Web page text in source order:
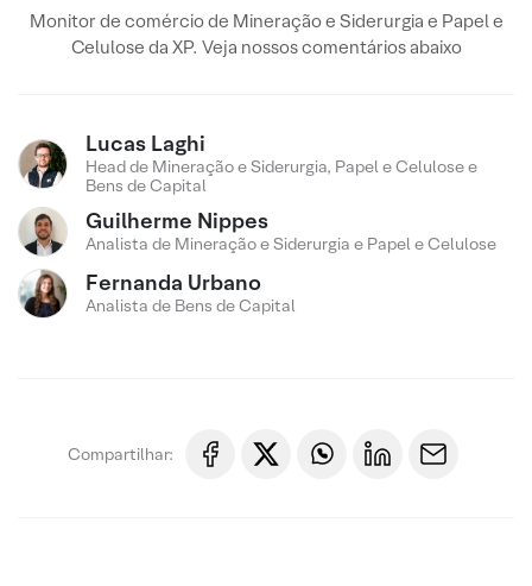
Monitor de comércio de Mineração e Siderurgia e Papel e
Celulose da XP. Veja nossos comentários abaixo
Lucas Laghi
Head de Mineração e Siderurgia, Papel e Celulose e
Bens de Capital
Guilherme Nippes
Analista de Mineração e Siderurgia e Papel e Celulose
Fernanda Urbano
Analista de Bens de Capital
Compartilhar: